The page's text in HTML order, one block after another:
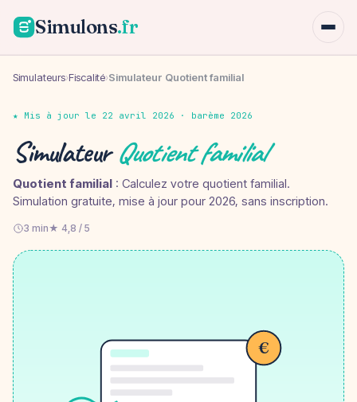
Simulons.fr
Simulateurs›Fiscalité›Simulateur Quotient familial
★ Mis à jour le 22 avril 2026 · barème 2026
SimulateurQuotient familial
Quotient familial : Calculez votre quotient familial.
Simulation gratuite, mise à jour pour 2026, sans inscription.
3 min★ 4,8 / 5
€